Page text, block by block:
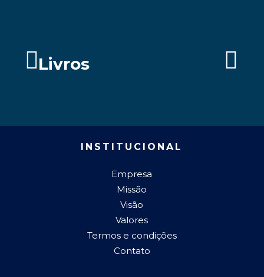
Livros
INSTITUCIONAL
Empresa
Missão
Visão
Valores
Termos e condições
Contato